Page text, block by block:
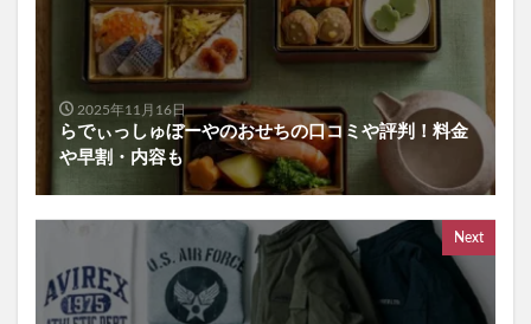
2025年11月16日
らでぃっしゅぼーやのおせちの口コミや評判！料金
や早割・内容も
Next